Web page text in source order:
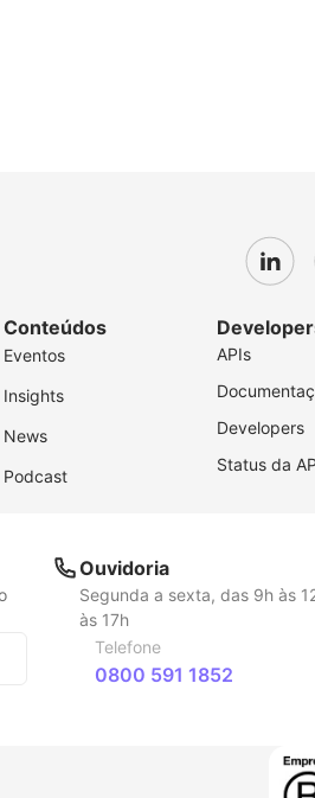
Conteúdos
Eventos
Insights
News
Podcast
APIs
Developers
Status da
Ouvidoria
Segunda a sexta, das 9h às
às 17h
Telefone
0800 591 1852